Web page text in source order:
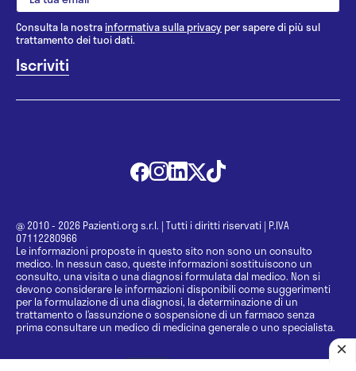
Consulta la nostrainformativa sulla privacy per sapere di più sul
trattamento dei tuoi dati.
@ 2010 - 2026 Pazienti.org s.r.l. | Tutti i diritti riservati | P.IVA
07112280966
Le informazioni proposte in questo sito non sono un consulto
medico. In nessun caso, queste informazioni sostituiscono un
consulto, una visita o una diagnosi formulata dal medico. Non si
devono considerare le informazioni disponibili come suggerimenti
per la formulazione di una diagnosi, la determinazione di un
trattamento o l’assunzione o sospensione di un farmaco senza
prima consultare un medico di medicina generale o uno specialista.